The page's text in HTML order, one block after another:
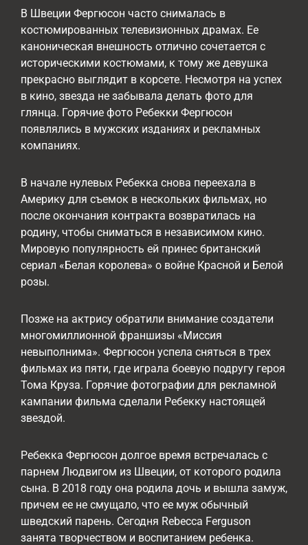
В Швеции Фергюсон часто снималась в
костюмированных телевизионных драмах. Ее
каноническая внешность отлично сочетается с
историческими костюмами, к тому же девушка
прекрасно выглядит в корсете. Несмотря на успех
в кино, звезда не забывала делать фото для
глянца. Горячие фото Ребекки Фергюсон
появлялись в мужских изданиях и рекламных
компаниях.
В начале нулевых Ребекка снова переехала в
Америку для съемок в нескольких фильмах, но
после окончания контракта возвратилась на
родину, чтобы сниматься в независимом кино.
Мировую популярность ей принес британский
сериал «Белая королева» о войне Красной и Белой
розы.
Позже на актрису обратили внимание создатели
многомиллионной франшизы «Миссия
невыполнима». Фергюсон успела сняться в трех
фильмах из пяти, где играла боевую подругу героя
Тома Круза. Горячие фотографии для рекламной
кампании фильма сделали Ребекку настоящей
звездой.
Ребекка Фергюсон долгое время встречалась с
парнем Людвигом из Швеции, от которого родила
сына. В 2018 году она родила дочь и вышла замуж,
причем ее не смущало, что ее муж обычный
шведский парень. Сегодня Rebecca Ferguson
занята творчеством и воспитанием ребенка.